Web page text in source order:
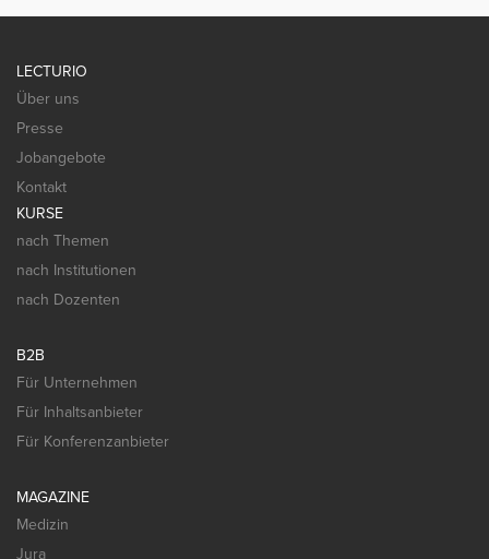
LECTURIO
Über uns
Presse
Jobangebote
Kontakt
KURSE
nach Themen
nach Institutionen
nach Dozenten
B2B
Für Unternehmen
Für Inhaltsanbieter
Für Konferenzanbieter
MAGAZINE
Medizin
Jura